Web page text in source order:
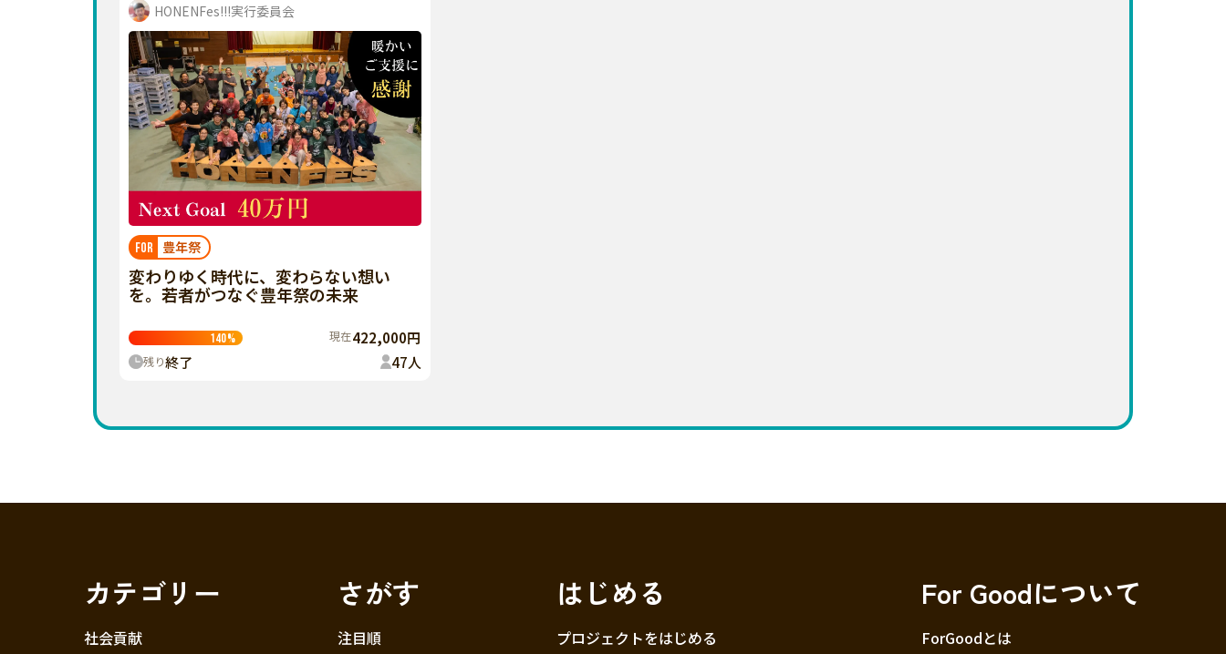
HONENFes!!!実行委員会
FOR 豊年祭
変わりゆく時代に、変わらない想い
を。若者がつなぐ豊年祭の未来
140% 現在422,000円
残り終了 47人
カテゴリー
社会貢献
さがす
注目順
はじめる
プロジェクトをはじめる
For Goodについて
ForGoodとは